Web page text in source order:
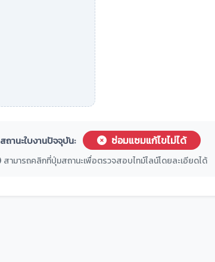
สถานะใบงานปัจจุบัน: ซ่อมแซมแก้ไขไม่ได้
สามารถคลิกที่ปุ่มสถานะเพื่อตรวจสอบไทม์ไลน์โดยละเอียดได้